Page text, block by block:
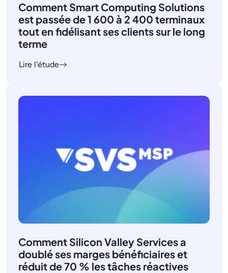
Comment Smart Computing Solutions
est passée de 1 600 à 2 400 terminaux
tout en fidélisant ses clients sur le long
terme
Lire l'étude
Comment Silicon Valley Services a
doublé ses marges bénéficiaires et
réduit de 70 % les tâches réactives